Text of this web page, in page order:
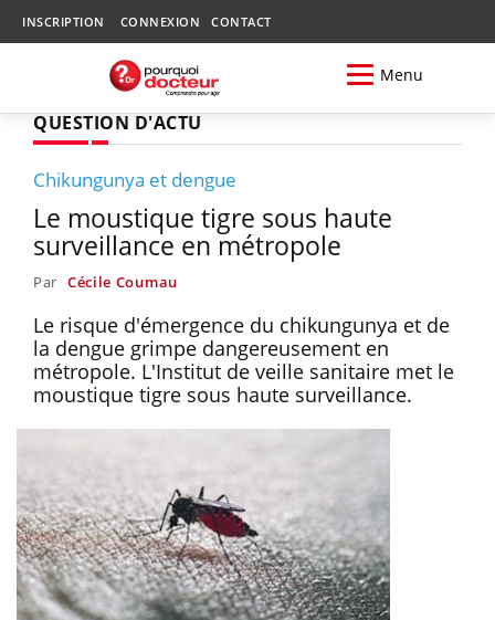
INSCRIPTION CONNEXION CONTACT
Menu
QUESTION D'ACTU
Chikungunya et dengue
Le moustique tigre sous haute
surveillance en métropole
Par Cécile Coumau
Le risque d'émergence du chikungunya et de
la dengue grimpe dangereusement en
métropole. L'Institut de veille sanitaire met le
moustique tigre sous haute surveillance.